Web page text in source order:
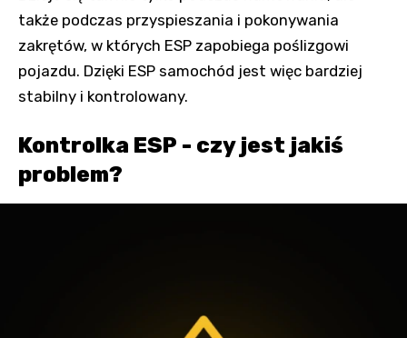
także podczas przyspieszania i pokonywania
zakrętów, w których ESP zapobiega poślizgowi
pojazdu. Dzięki ESP samochód jest więc bardziej
stabilny i kontrolowany.
Kontrolka ESP - czy jest jakiś
problem?